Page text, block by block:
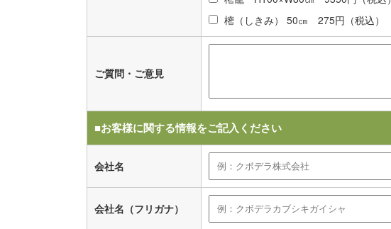
樒（しきみ） 50㎝ 275円（税込）
ご質問・ご意見
■お客様に関する情報をご記入ください
会社名
会社名（フリガナ）